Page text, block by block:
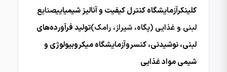
کلینکرآزمایشگاه کنترل کیفیت و آنالیز شیمیاییصنایع
لبنی و غذایی (پگاه، شیراز، رامک)تولید فرآورده‌های
لبنی، نوشیدنی، کنسروآزمایشگاه میکروبیولوژی و
شیمی مواد غذایی